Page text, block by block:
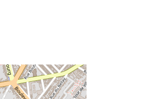
+-
©OpenStreetMap